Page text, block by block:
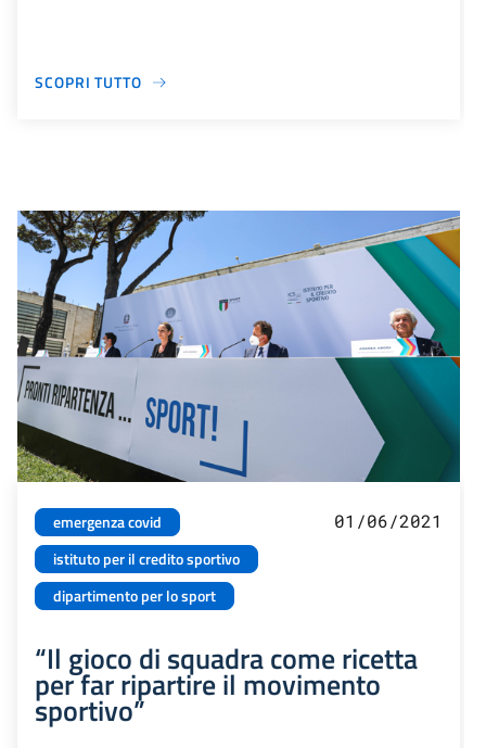
SCOPRI TUTTO
emergenza covid
istituto per il credito sportivo
dipartimento per lo sport
01/06/2021
“Il gioco di squadra come ricetta
per far ripartire il movimento
sportivo”